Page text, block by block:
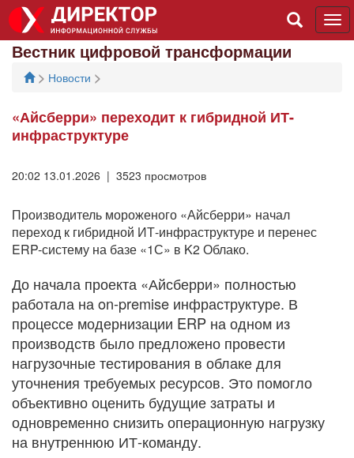
Вестник цифровой трансформации
> Новости >
«Айсберри» переходит к гибридной ИТ-
инфраструктуре
20:02 13.01.2026 | 3523 просмотров
Производитель мороженого «Айсберри» начал
переход к гибридной ИТ-инфраструктуре и перенес
ERP-систему на базе «1С» в K2 Облако.
До начала проекта «Айсберри» полностью
работала на on-premise инфраструктуре. В
процессе модернизации ERP на одном из
производств было предложено провести
нагрузочные тестирования в облаке для
уточнения требуемых ресурсов. Это помогло
объективно оценить будущие затраты и
одновременно снизить операционную нагрузку
на внутреннюю ИТ-команду.